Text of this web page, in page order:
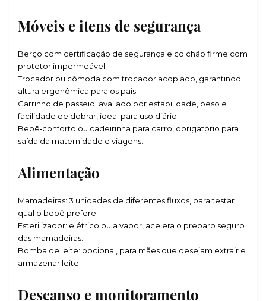
Móveis e itens de segurança
Berço com certificação de segurança e colchão firme com
protetor impermeável.
Trocador ou cômoda com trocador acoplado, garantindo
altura ergonômica para os pais.
Carrinho de passeio: avaliado por estabilidade, peso e
facilidade de dobrar, ideal para uso diário.
Bebê‑conforto ou cadeirinha para carro, obrigatório para
saída da maternidade e viagens.
Alimentação
Mamadeiras: 3 unidades de diferentes fluxos, para testar
qual o bebê prefere.
Esterilizador: elétrico ou a vapor, acelera o preparo seguro
das mamadeiras.
Bomba de leite: opcional, para mães que desejam extrair e
armazenar leite.
Descanso e monitoramento